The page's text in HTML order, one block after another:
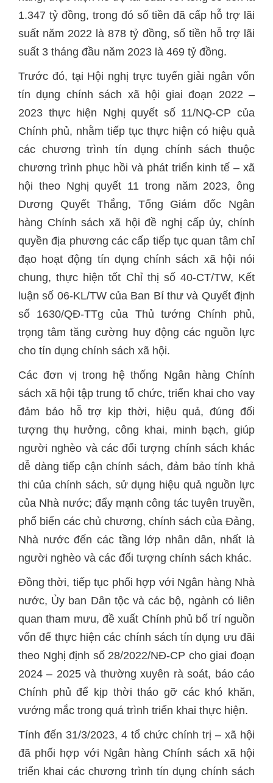
1.347 tỷ đồng, trong đó số tiền đã cấp hỗ trợ lãi
suất năm 2022 là 878 tỷ đồng, số tiền hỗ trợ lãi
suất 3 tháng đầu năm 2023 là 469 tỷ đồng.
Trước đó, tại Hội nghị trực tuyến giải ngân vốn
tín dụng chính sách xã hội giai đoạn 2022 –
2023 thực hiện Nghị quyết số 11/NQ-CP của
Chính phủ, nhằm tiếp tục thực hiện có hiệu quả
các chương trình tín dụng chính sách thuộc
chương trình phục hồi và phát triển kinh tế – xã
hội theo Nghị quyết 11 trong năm 2023, ông
Dương Quyết Thắng, Tổng Giám đốc Ngân
hàng Chính sách xã hội đề nghị cấp ủy, chính
quyền địa phương các cấp tiếp tục quan tâm chỉ
đạo hoạt động tín dụng chính sách xã hội nói
chung, thực hiện tốt Chỉ thị số 40-CT/TW, Kết
luận số 06-KL/TW của Ban Bí thư và Quyết định
số 1630/QĐ-TTg của Thủ tướng Chính phủ,
trọng tâm tăng cường huy động các nguồn lực
cho tín dụng chính sách xã hội.
Các đơn vị trong hệ thống Ngân hàng Chính
sách xã hội tập trung tổ chức, triển khai cho vay
đảm bảo hỗ trợ kịp thời, hiệu quả, đúng đối
tượng thụ hưởng, công khai, minh bạch, giúp
người nghèo và các đối tượng chính sách khác
dễ dàng tiếp cận chính sách, đảm bảo tính khả
thi của chính sách, sử dụng hiệu quả nguồn lực
của Nhà nước; đẩy mạnh công tác tuyên truyền,
phổ biến các chủ chương, chính sách của Đảng,
Nhà nước đến các tầng lớp nhân dân, nhất là
người nghèo và các đối tượng chính sách khác.
Đồng thời, tiếp tục phối hợp với Ngân hàng Nhà
nước, Ủy ban Dân tộc và các bộ, ngành có liên
quan tham mưu, đề xuất Chính phủ bố trí nguồn
vốn để thực hiện các chính sách tín dụng ưu đãi
theo Nghị định số 28/2022/NĐ-CP cho giai đoạn
2024 – 2025 và thường xuyên rà soát, báo cáo
Chính phủ để kịp thời tháo gỡ các khó khăn,
vướng mắc trong quá trình triển khai thực hiện.
Tính đến 31/3/2023, 4 tổ chức chính trị – xã hội
đã phối hợp với Ngân hàng Chính sách xã hội
triển khai các chương trình tín dụng chính sách